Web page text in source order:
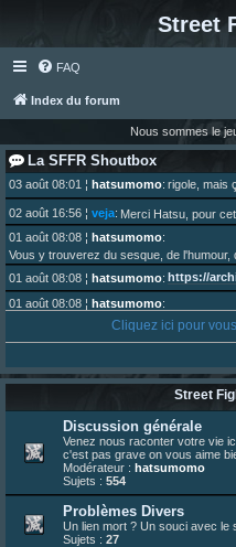
Street
FAQ
Index du forum
Nous sommes le
La SFFR Shoutbox
03 août 08:01 ¦ hatsumomo: rigole, mais
02 août 16:56 ¦ veja: Merci Hatsu, pour
01 août 08:08 ¦ hatsumomo:
Vous y trouverez du sesque, de
01 août 08:08 ¦ hatsumomo: https://
01 août 08:08 ¦ hatsumomo:
Aujourd'hui, c'est le yaoi day. Pour la
30 juil. 07:22¦hatsumomo:
26 juil. 22:09¦hatsumomo:bio de Alex
13 juil. 09:53¦hatsumomo:
bonjour les amis, je viens de poster ma 1e
23 juin 10:36¦indy:une très chouette
23 juin 07:30¦hatsumomo:nouvelle trad
23 juin 07:26
hatsumomo
22 juin 12:27¦indy:Yo !
Cliquez ici pour
Street
Discussion générale
Venez nous raconter votre vie
c'est pas grave on vous aime
Modérateur : hatsumomo
Sujets : 554
Problèmes Divers
Un lien mort ? Un souci avec le
Sujets : 27